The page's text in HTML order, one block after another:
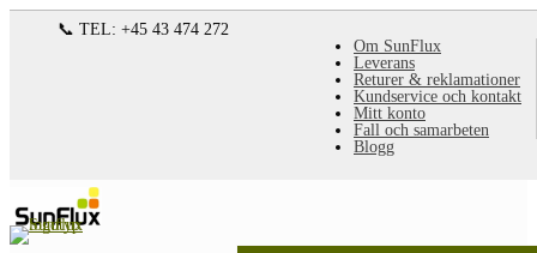
Om SunFlux
Leverans
Returer & reklamationer
Kundservice och kontakt
Mitt konto
Fall och samarbeten
Blogg
📞 TEL: +45 43 474 272